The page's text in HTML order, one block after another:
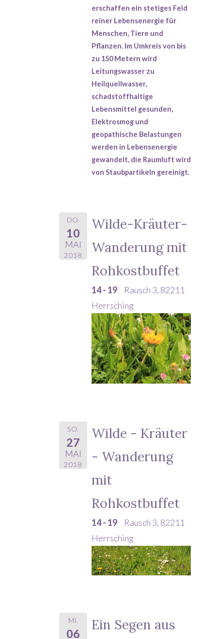
erschaffen ein stetiges Feld
reiner Lebensenergie für
Menschen, Tiere und
Pflanzen. Im Umkreis von bis
zu 150 Metern wird
Leitungswasser zu
Heilquellwasser,
schadstoffhaltige
Lebensmittel gesunden,
Elektrosmog und
geopathische Belastungen
werden in Lebensenergie
gewandelt, die Raumluft wird
von Staubpartikeln gereinigt.
DO.
10
MAI
2018
Wilde-Kräuter-
Wanderung mit
Rohkostbuffet
14 - 19
Rausch 3, 82211
Herrsching
SO.
27
MAI
2018
Wilde - Kräuter
- Wanderung
mit
Rohkostbuffet
14 - 19
Rausch 3, 82211
Herrsching
MI.
06
Ein Segen aus